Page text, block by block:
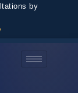
by